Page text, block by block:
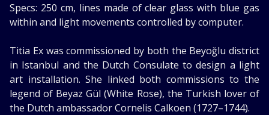
Specs: 250 cm, lines made of clear glass with blue gas
within and light movements controlled by computer.
Titia Ex was commissioned by both the Beyoğlu district
in Istanbul and the Dutch Consulate to design a light
art installation. She linked both commissions to the
legend of Beyaz Gül (White Rose), the Turkish lover of
the Dutch ambassador Cornelis Calkoen (1727–1744).